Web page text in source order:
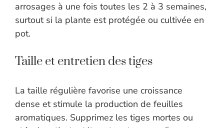
arrosages à une fois toutes les 2 à 3 semaines,
surtout si la plante est protégée ou cultivée en
pot.
Taille et entretien des tiges
La taille régulière favorise une croissance
dense et stimule la production de feuilles
aromatiques. Supprimez les tiges mortes ou